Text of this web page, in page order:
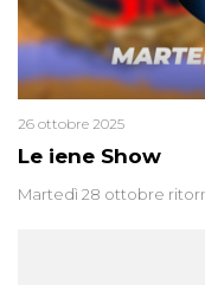
Le iene Show
26 ottobre 2025
Martedì 28 ottobre